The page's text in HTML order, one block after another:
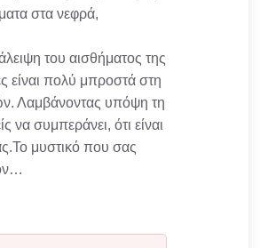
στα νεφρά,
του αισθήματος της
είναι πολύ μπροστά στη
Λαμβάνοντας υπόψη τη
να συμπεράνει, ότι είναι
μυστικό που σας